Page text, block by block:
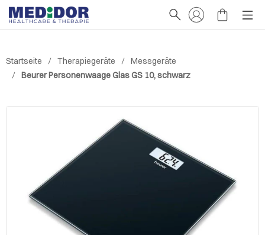
Startseite Therapiegeräte
Messgeräte
Beurer Personenwaage Glas GS 10, schwarz